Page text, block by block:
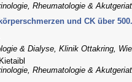
Rheumatologie &
und CK über
& Dialyse, Klinik Ottakring,
Rheumatologie &